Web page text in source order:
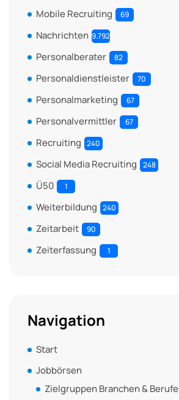
Mobile Recruiting 69
Nachrichten 9.792
Personalberater 82
Personaldienstleister 70
Personalmarketing 67
Personalvermittler 67
Recruiting 240
Social Media Recruiting 248
Ü50 1
Weiterbildung 240
Zeitarbeit 90
Zeiterfassung 1
Navigation
Start
Jobbörsen
Zielgruppen Branchen & Berufe